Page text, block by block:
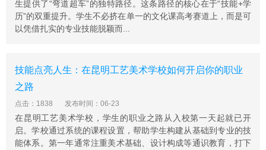
003年被确定为昭通市再就业培训中心机构;2004年荣获云
南省职业学校教育教学质量评比一等奖。昭通财校为社会
昭通财校曾创造过计划经济时代的辉煌，经历过市场转型
期的艰难，随着国家加大对职业技术教育的投入，必将迎
生提供了“弯道超车”的独特路径。这条路径的核心在于“技能+学
历”的双重提升。学生不必挤在单一的文化课高考赛道上，而是可
以凭借扎实的专业技能脱颖而...
技能点亮人生：在昆明工艺美术学校如何开启你的职业
之路
点击：1838 发布时间：06-23
在昆明工艺美术学校，学生的职业之路从入校第一天起就已开
启。学校通过系统的课程设置，帮助学生构建从基础到专业的技
能体系。第一年通常注重美术基础、设计构成等通识教育，打下